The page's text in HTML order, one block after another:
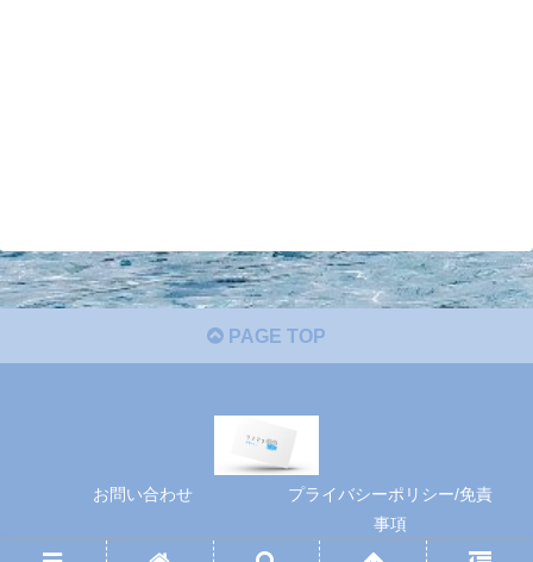
PAGE TOP
お問い合わせ
プライバシーポリシー/免責
事項